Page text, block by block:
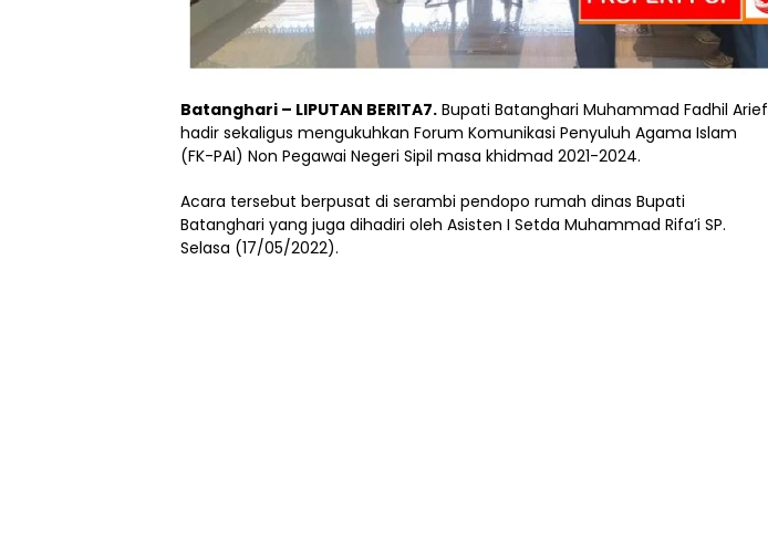
Batanghari – LIPUTAN BERITA7. Bupati Batanghari Muhammad Fadhil Arief
hadir sekaligus mengukuhkan Forum Komunikasi Penyuluh Agama Islam
(FK-PAI) Non Pegawai Negeri Sipil masa khidmad 2021-2024.
Acara tersebut berpusat di serambi pendopo rumah dinas Bupati
Batanghari yang juga dihadiri oleh Asisten I Setda Muhammad Rifa’i SP.
Selasa (17/05/2022).